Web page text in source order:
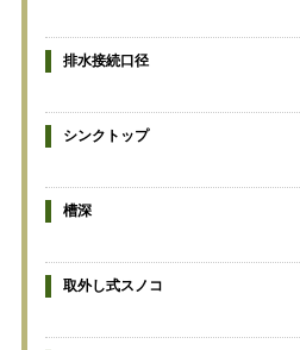
排水接続口径
シンクトップ
槽深
取外し式スノコ